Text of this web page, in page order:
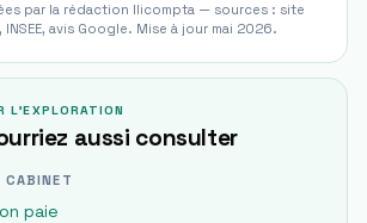
par la rédaction Ilicompta — sources : site
avis Google. Mise à jour mai 2026.
L'EXPLORATION
aussi consulter
CABINET
paie